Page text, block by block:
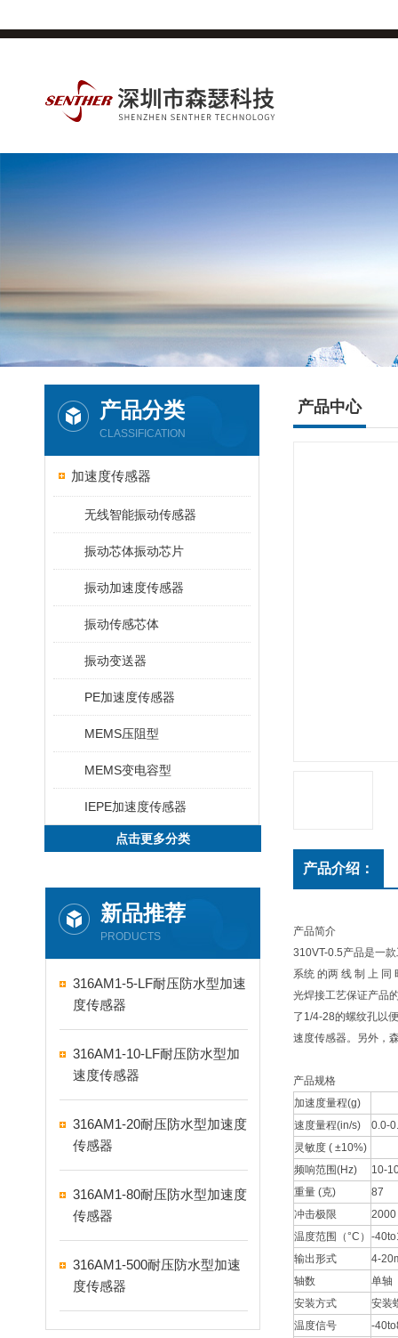
产品分类
CLASSIFICATION
加速度传感器
无线智能振动传感器
振动芯体振动芯片
振动加速度传感器
振动传感芯体
振动变送器
PE加速度传感器
MEMS压阻型
MEMS变电容型
IEPE加速度传感器
点击更多分类
新品推荐
PRODUCTS
316AM1-5-LF耐压防水型加速
度传感器
316AM1-10-LF耐压防水型加
速度传感器
316AM1-20耐压防水型加速度
传感器
316AM1-80耐压防水型加速度
传感器
316AM1-500耐压防水型加速
度传感器
产品中心
产品介绍：
产品简介
310VT-0.5产品是一
系统 的两 线 制 上 同
光焊接工艺保证产品
了1/4-28的螺纹孔以
速度传感器。另外，
产品规格
加速度量程(g)
速度量程(in/s)
0.0-
灵敏度 ( ±10%)
频响范围(Hz)
10-
重量 (克)
87
冲击极限
2000
温度范围（°C） -
输出形式
4-
轴数
单轴
安装方式
安装
温度信号
-